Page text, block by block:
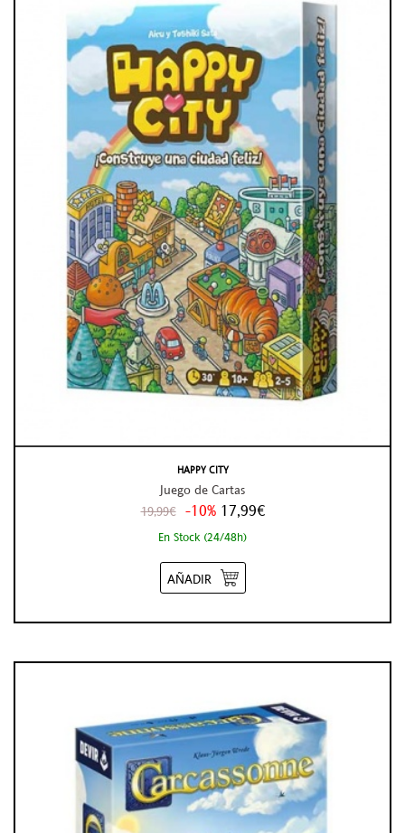
HAPPY CITY
Juego de Cartas
19,99€ -10% 17,99€
En Stock (24/48h)
AÑADIR